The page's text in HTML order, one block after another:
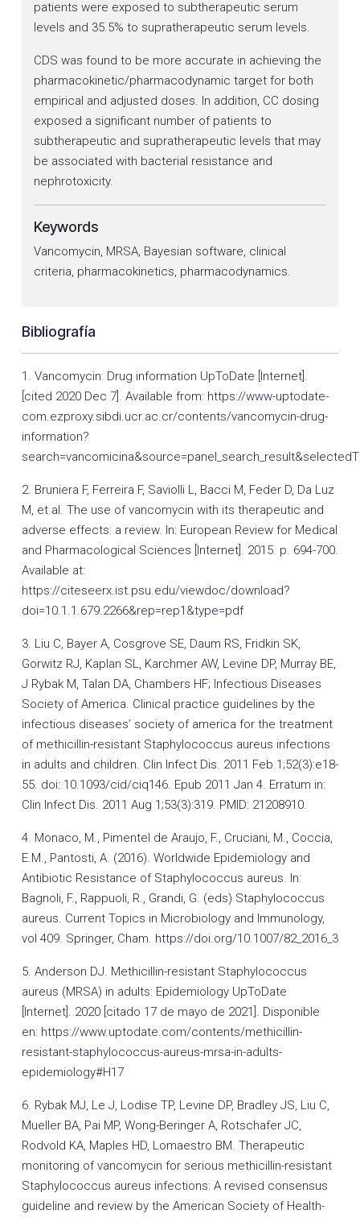
patients were exposed to subtherapeutic serum
levels and 35.5% to supratherapeutic serum levels.
CDS was found to be more accurate in achieving the
pharmacokinetic/pharmacodynamic target for both
empirical and adjusted doses. In addition, CC dosing
exposed a significant number of patients to
subtherapeutic and supratherapeutic levels that may
be associated with bacterial resistance and
nephrotoxicity.
Keywords
Vancomycin, MRSA, Bayesian software, clinical
criteria, pharmacokinetics, pharmacodynamics.
Bibliografía
1. Vancomycin: Drug information UpToDate [Internet].
[cited 2020 Dec 7]. Available from: https://www-uptodate-
com.ezproxy.sibdi.ucr.ac.cr/contents/vancomycin-drug-
information?
2. Bruniera F, Ferreira F, Saviolli L, Bacci M, Feder D, Da Luz
M, et al. The use of vancomycin with its therapeutic and
adverse effects: a review. In: European Review for Medical
and Pharmacological Sciences [Internet]. 2015. p. 694-700.
Available at:
https://citeseerx.ist.psu.edu/viewdoc/download?
doi=10.1.1.679.2266&rep=rep1&type=pdf
3. Liu C, Bayer A, Cosgrove SE, Daum RS, Fridkin SK,
Gorwitz RJ, Kaplan SL, Karchmer AW, Levine DP, Murray BE,
J Rybak M, Talan DA, Chambers HF; Infectious Diseases
Society of America. Clinical practice guidelines by the
infectious diseases’ society of america for the treatment
of methicillin-resistant Staphylococcus aureus infections
in adults and children. Clin Infect Dis. 2011 Feb 1;52(3):e18-
55. doi: 10.1093/cid/ciq146. Epub 2011 Jan 4. Erratum in:
Clin Infect Dis. 2011 Aug 1;53(3):319. PMID: 21208910.
4. Monaco, M., Pimentel de Araujo, F., Cruciani, M., Coccia,
E.M., Pantosti, A. (2016). Worldwide Epidemiology and
Antibiotic Resistance of Staphylococcus aureus. In:
Bagnoli, F., Rappuoli, R., Grandi, G. (eds) Staphylococcus
aureus. Current Topics in Microbiology and Immunology,
vol 409. Springer, Cham. https://doi.org/10.1007/82_2016_3
5. Anderson DJ. Methicillin-resistant Staphylococcus
aureus (MRSA) in adults: Epidemiology UpToDate
[Internet]. 2020 [citado 17 de mayo de 2021]. Disponible
en: https://www.uptodate.com/contents/methicillin-
resistant-staphylococcus-aureus-mrsa-in-adults-
epidemiology#H17
6. Rybak MJ, Le J, Lodise TP, Levine DP, Bradley JS, Liu C,
Mueller BA, Pai MP, Wong-Beringer A, Rotschafer JC,
Rodvold KA, Maples HD, Lomaestro BM. Therapeutic
monitoring of vancomycin for serious methicillin-resistant
Staphylococcus aureus infections: A revised consensus
guideline and review by the American Society of Health-